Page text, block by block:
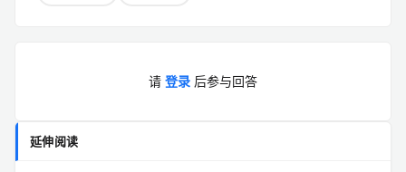
请 登录 后参与回答
延伸阅读